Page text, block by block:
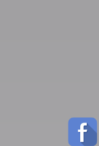
من بناء درعها الصاروخية